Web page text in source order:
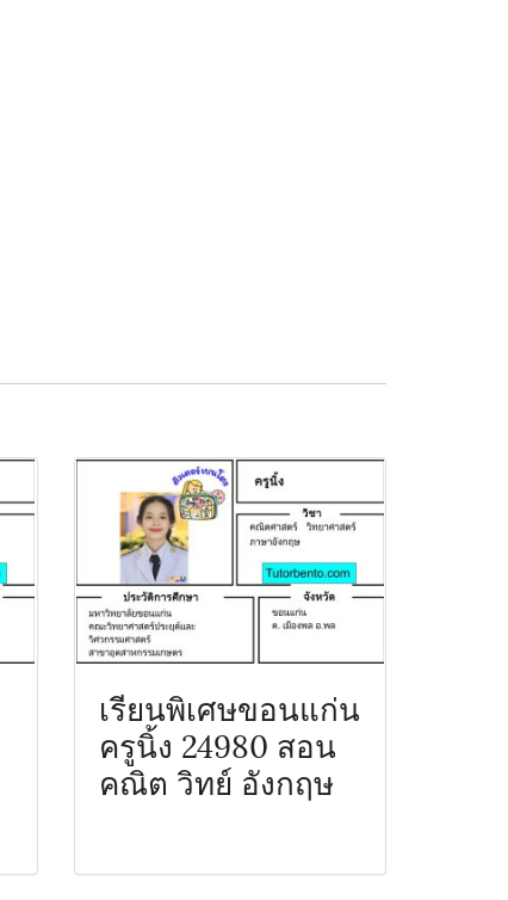
เรียนพิเศษขอนแก่น
ครูนิ้ง 24980 สอน
คณิต วิทย์ อังกฤษ